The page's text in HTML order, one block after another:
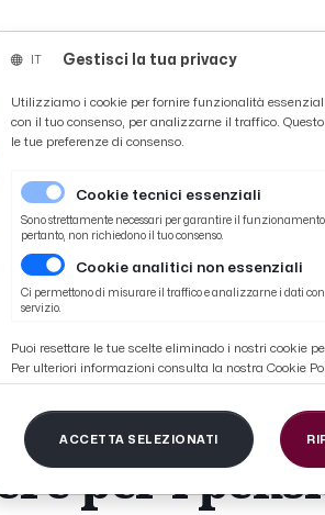
per i pensieri natalizi dei bambini
Piceno,
per i
Gestisci la tua privacy
Utilizziamo i cookie per fornire funzionalità
con il tuo consenso, per analizzarne il traffico.
le tue preferenze di consenso.
Cookie tecnici essenziali
Sono strettamente necessari per garantire il funzionamento
pertanto, non richiedono il tuo consenso.
Cookie analitici non essenziali
Ci permettono di misurare il traffico e analizzarne i dati
servizio.
Puoi resettare le tue scelte eliminado i nostri cookie
Per ulteriori informazioni consulta la nostra Cookie
ACCETTA SELEZIONATI